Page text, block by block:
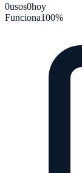
0usos0hoy
Funciona100%